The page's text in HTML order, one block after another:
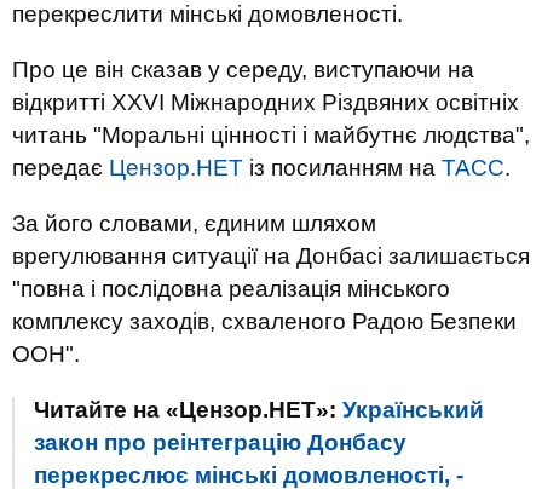
перекреслити мінські домовленості.
Про це він сказав у середу, виступаючи на
відкритті XXVI Міжнародних Різдвяних освітніх
читань "Моральні цінності і майбутнє людства",
передає Цензор.НЕТ із посиланням на ТАСС.
За його словами, єдиним шляхом
врегулювання ситуації на Донбасі залишається
"повна і послідовна реалізація мінського
комплексу заходів, схваленого Радою Безпеки
ООН".
Читайте на «Цензор.НЕТ»: Український
закон про реінтеграцію Донбасу
перекреслює мінські домовленості, -